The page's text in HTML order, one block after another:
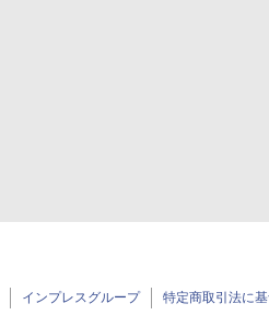
インプレスグループ 特定商取引法に